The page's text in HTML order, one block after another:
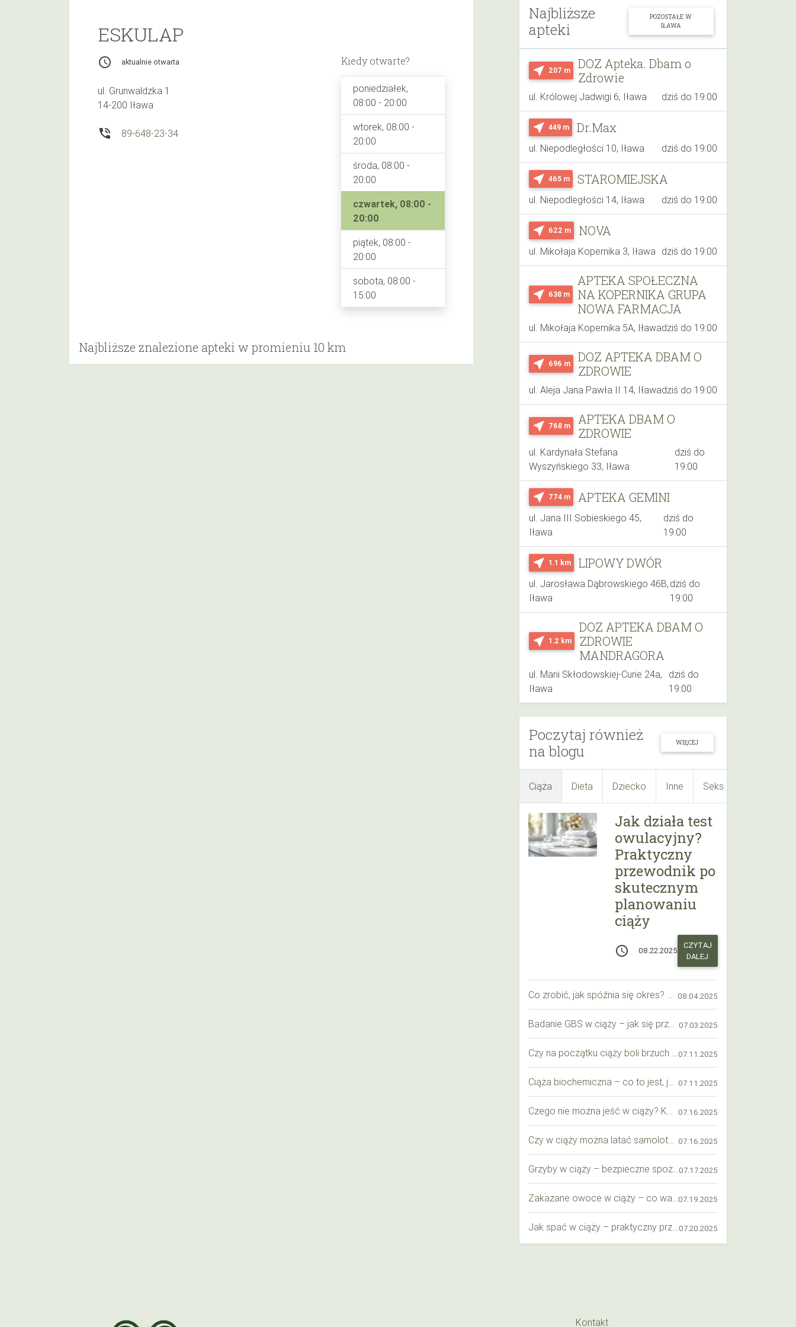
Najbliższe
apteki
POZOSTAŁE W
IŁAWA
near_me 207 m
DOZ Apteka. Dbam o
Zdrowie
ul. Królowej Jadwigi 6, Iława dziś do 19:00
near_me 449 m Dr.Max
ul. Niepodległości 10, Iława dziś do 19:00
near_me 465 m STAROMIEJSKA
ul. Niepodległości 14, Iława dziś do 19:00
near_me 622 m NOVA
ul. Mikołaja Kopernika 3, Iława dziś do 19:00
near_me 638 m
APTEKA SPOŁECZNA
NA KOPERNIKA GRUPA
NOWA FARMACJA
ul. Mikołaja Kopernika 5A, Iławadziś do 19:00
near_me 696 m
DOZ APTEKA DBAM O
ZDROWIE
ul. Aleja Jana Pawła II 14, Iławadziś do 19:00
near_me 768 m
APTEKA DBAM O
ZDROWIE
ul. Kardynała Stefana
Wyszyńskiego 33, Iława
dziś do
19:00
near_me 774 m APTEKA GEMINI
ul. Jana III Sobieskiego 45,
Iława
dziś do
19:00
near_me 1.1 km LIPOWY DWÓR
ul. Jarosława Dąbrowskiego 46B,
Iława
dziś do
19:00
near_me 1.2 km
DOZ APTEKA DBAM O
ZDROWIE
MANDRAGORA
ul. Marii Skłodowskiej-Curie 24a,
Iława
dziś do
19:00
Poczytaj również
na blogu
WIĘCEJ
Ciąża Dieta Dziecko Inne Seks
Jak działa test
owulacyjny?
Praktyczny
przewodnik po
skutecznym
planowaniu
ciąży
access_time 08.22.2025
CZYTAJ
DALEJ
08.04.2025
07.03.2025
07.11.2025
07.11.2025
07.16.2025
07.16.2025
07.17.2025
07.19.2025
07.20.2025
ESKULAP
access_time aktualnie otwarta
ul. Grunwaldzka 1
14-200 Iława
phone_in_talk 89-648-23-34
Kiedy otwarte?
poniedziałek,
08:00 - 20:00
wtorek, 08:00 -
20:00
środa, 08:00 -
20:00
czwartek, 08:00 -
20:00
piątek, 08:00 -
20:00
sobota, 08:00 -
15:00
Najbliższe znalezione apteki w promieniu 10 km
Kontakt